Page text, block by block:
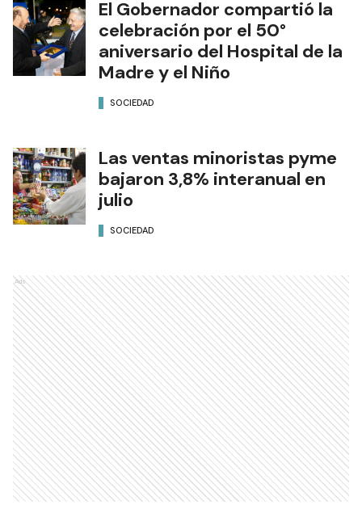
El Gobernador compartió la
celebración por el 50°
aniversario del Hospital de la
Madre y el Niño
SOCIEDAD
Las ventas minoristas pyme
bajaron 3,8% interanual en
julio
SOCIEDAD
Ads